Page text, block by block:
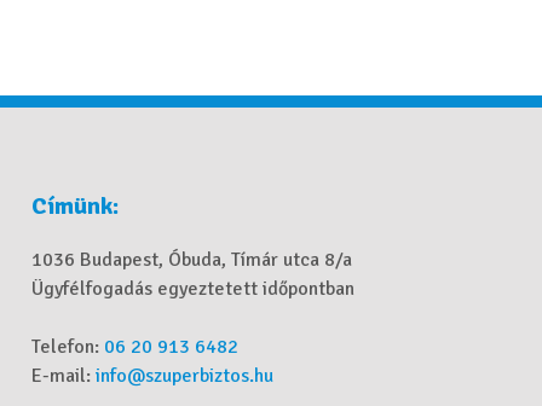
Címünk:
1036 Budapest, Óbuda, Tímár utca 8/a
Ügyfélfogadás egyeztetett időpontban
Telefon: 06 20 913 6482
E-mail:info@szuperbiztos.hu